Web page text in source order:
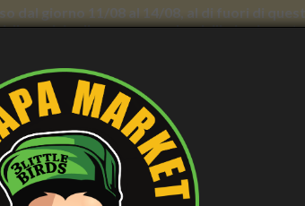
dal giorno 11/08 al 14/08, al di fuori di
di consegna a domicilio in giornata
CARE SMOCKER ACCESS.